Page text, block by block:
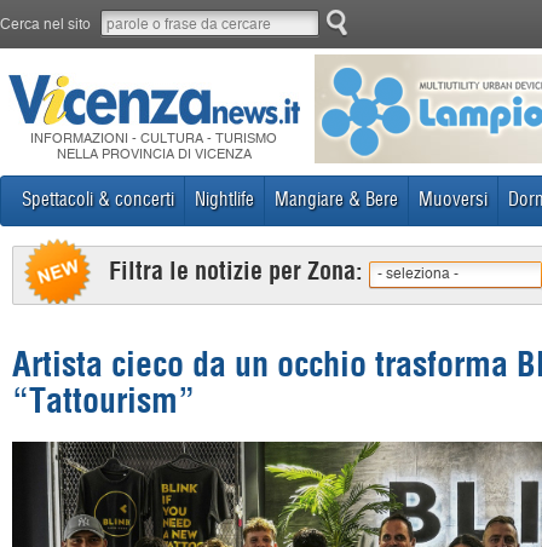
Cerca nel sito
INFORMAZIONI - CULTURA - TURISMO
NELLA PROVINCIA DI VICENZA
Spettacoli & concerti Nightlife Mangiare & Bere Muoversi
Filtra le notizie per Zona: - seleziona -
Artista cieco da un occhio trasforma
“Tattourism”